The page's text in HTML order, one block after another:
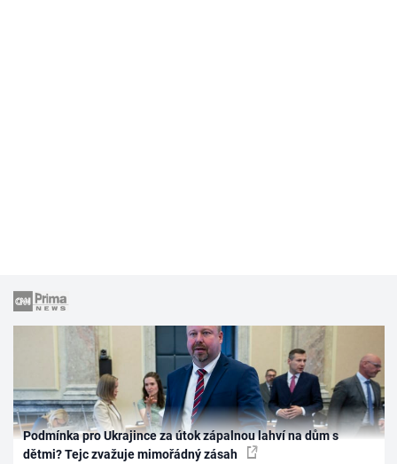
Podmínka pro Ukrajince za útok zápalnou lahví na dům s
dětmi? Tejc zvažuje mimořádný zásah